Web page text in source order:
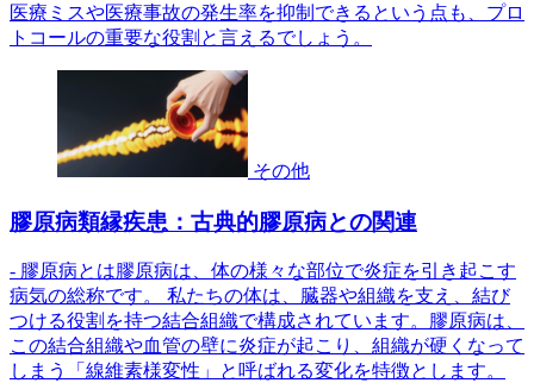
医療ミスや医療事故の発生率を抑制できるという点も、プロ
トコールの重要な役割と言えるでしょう。
その他
膠原病類縁疾患：古典的膠原病との関連
- 膠原病とは膠原病は、体の様々な部位で炎症を引き起こす
病気の総称です。 私たちの体は、臓器や組織を支え、結び
つける役割を持つ結合組織で構成されています。膠原病は、
この結合組織や血管の壁に炎症が起こり、組織が硬くなって
しまう「線維素様変性」と呼ばれる変化を特徴とします。